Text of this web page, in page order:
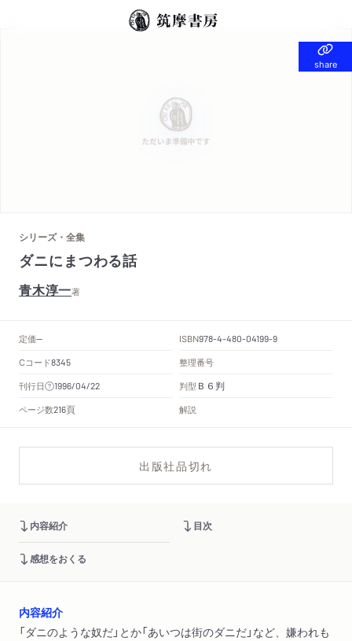
share
share
シリーズ・全集
ダニにまつわる話
青木淳一著
定価-- ISBN978-4-480-04199-9
Cコード8345
整理番号
刊行日
1996/04/22 判型 Ｂ６判
ページ数216頁 解説
出版社品切れ
内容紹介 目次
感想をおくる
内容紹介
「ダニのような奴だ」とか「あいつは街のダニだ」など、嫌われも